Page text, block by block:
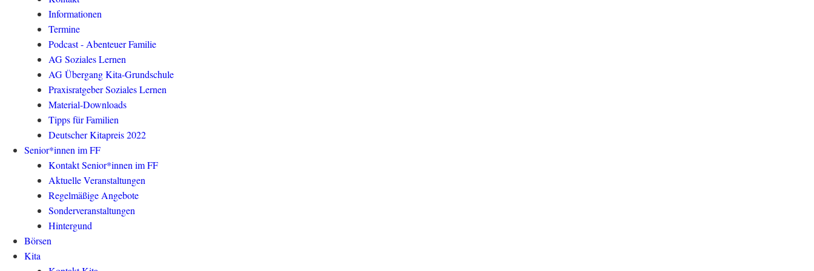
Informationen
Termine
Podcast - Abenteuer Familie
AG Soziales Lernen
AG Übergang Kita-Grundschule
Praxisratgeber Soziales Lernen
Material-Downloads
Tipps für Familien
Deutscher Kitapreis 2022
Senior*innen im FF
Kontakt Senior*innen im FF
Aktuelle Veranstaltungen
Regelmäßige Angebote
Sonderveranstaltungen
Hintergund
Börsen
Kita